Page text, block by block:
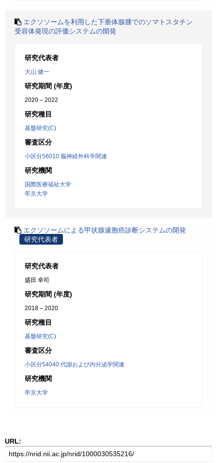
エクソソームを利用した下垂体腺腫でのソマトスタチン
受容体発現の評価システムの開発
研究代表者
大山 健一
研究期間 (年度)
2020 – 2022
研究種目
基盤研究(C)
審査区分
小区分56010:脳神経外科学関連
研究機関
国際医療福祉大学
帝京大学
エクソソームによる甲状腺濾胞癌診断システムの開発
研究代表者
研究代表者
盛田 幸司
研究期間 (年度)
2018 – 2020
研究種目
基盤研究(C)
審査区分
小区分54040:代謝および内分泌学関連
研究機関
帝京大学
URL: